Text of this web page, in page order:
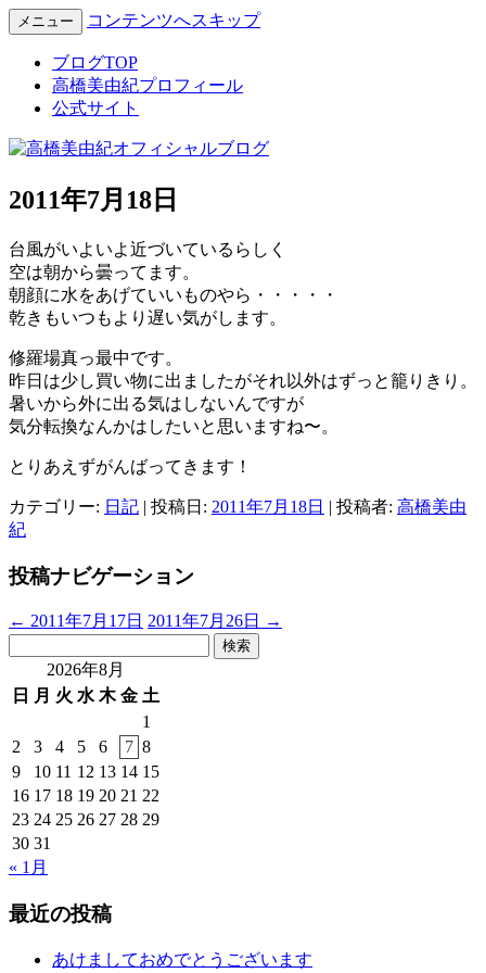
高橋美由紀オフィシャルブロ
グ
Miyuki Takahashi Official Blog
メニュー コンテンツへスキップ
ブログTOP
高橋美由紀プロフィール
公式サイト
2011年7月18日
台風がいよいよ近づいているらしく
空は朝から曇ってます。
朝顔に水をあげていいものやら・・・・・
乾きもいつもより遅い気がします。
修羅場真っ最中です。
昨日は少し買い物に出ましたがそれ以外はずっと籠りきり。
暑いから外に出る気はしないんですが
気分転換なんかはしたいと思いますね〜。
とりあえずがんばってきます！
カテゴリー: 日記 | 投稿日: 2011年7月18日 | 投稿者: 高橋美由
紀
投稿ナビゲーション
← 2011年7月17日 2011年7月26日
→
2026年8月
日
月 火 水 木 金 土
1
2
3 4 5 6 7 8
9
10 11 12 13 14 15
16 17 18 19 20 21 22
23 24 25 26 27 28 29
30 31
« 1月
最近の投稿
あけましておめでとうございます